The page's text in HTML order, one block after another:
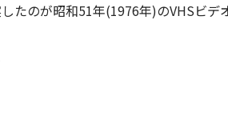
たのが昭和51年(1976年)のVHSビデ